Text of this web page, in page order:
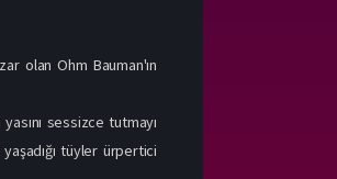
olan Ohm Bauman'ın
sessizce tutmayı
tüyler ürpertici